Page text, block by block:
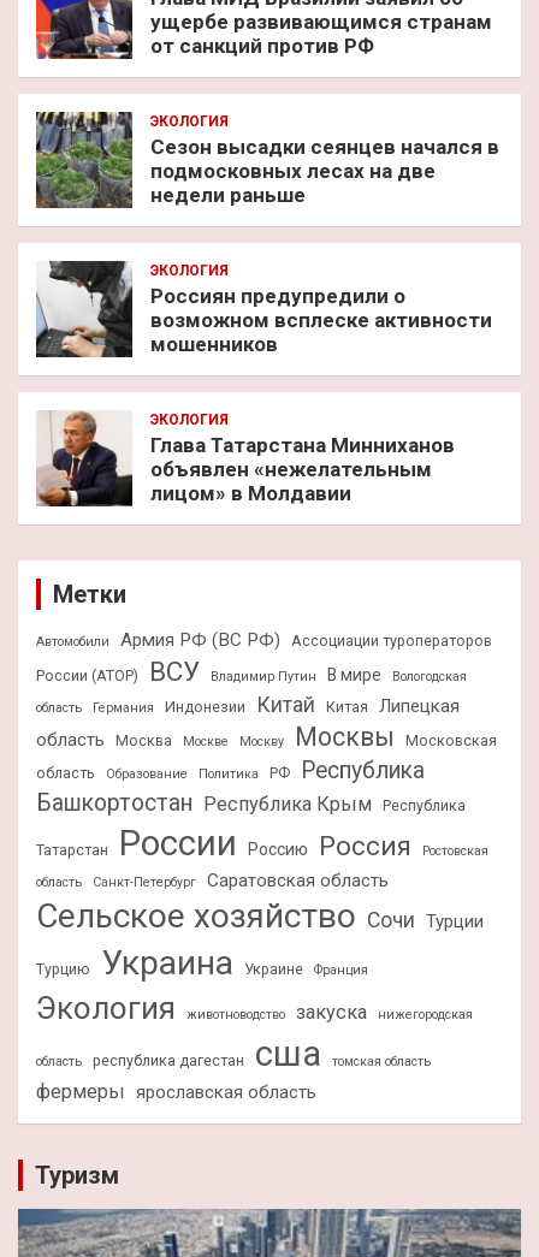
ущербе развивающимся странам
от санкций против РФ
ЭКОЛОГИЯ
Сезон высадки сеянцев начался в
подмосковных лесах на две
недели раньше
ЭКОЛОГИЯ
Россиян предупредили о
возможном всплеске активности
мошенников
ЭКОЛОГИЯ
Глава Татарстана Минниханов
объявлен «нежелательным
лицом» в Молдавии
Метки
Автомобили Армия РФ (ВС РФ)
Ассоциации туроператоров
России (АТОР)
ВСУ Владимир Путин В мире
Вологодская
область
Германия Индонезии Китай Китая
Липецкая
область
Москва Москве Москву Москвы
Московская
область
Образование Политика РФ
Республика
Башкортостан Республика Крым Республика
Татарстан России Россию Россия
Ростовская
область
Санкт-Петербург Саратовская область
Сельское хозяйство Сочи Турции
Турцию Украина Украине Франция
Экология животноводство закуска нижегородская
область республика дагестан сша томская область
фермеры ярославская область
Туризм